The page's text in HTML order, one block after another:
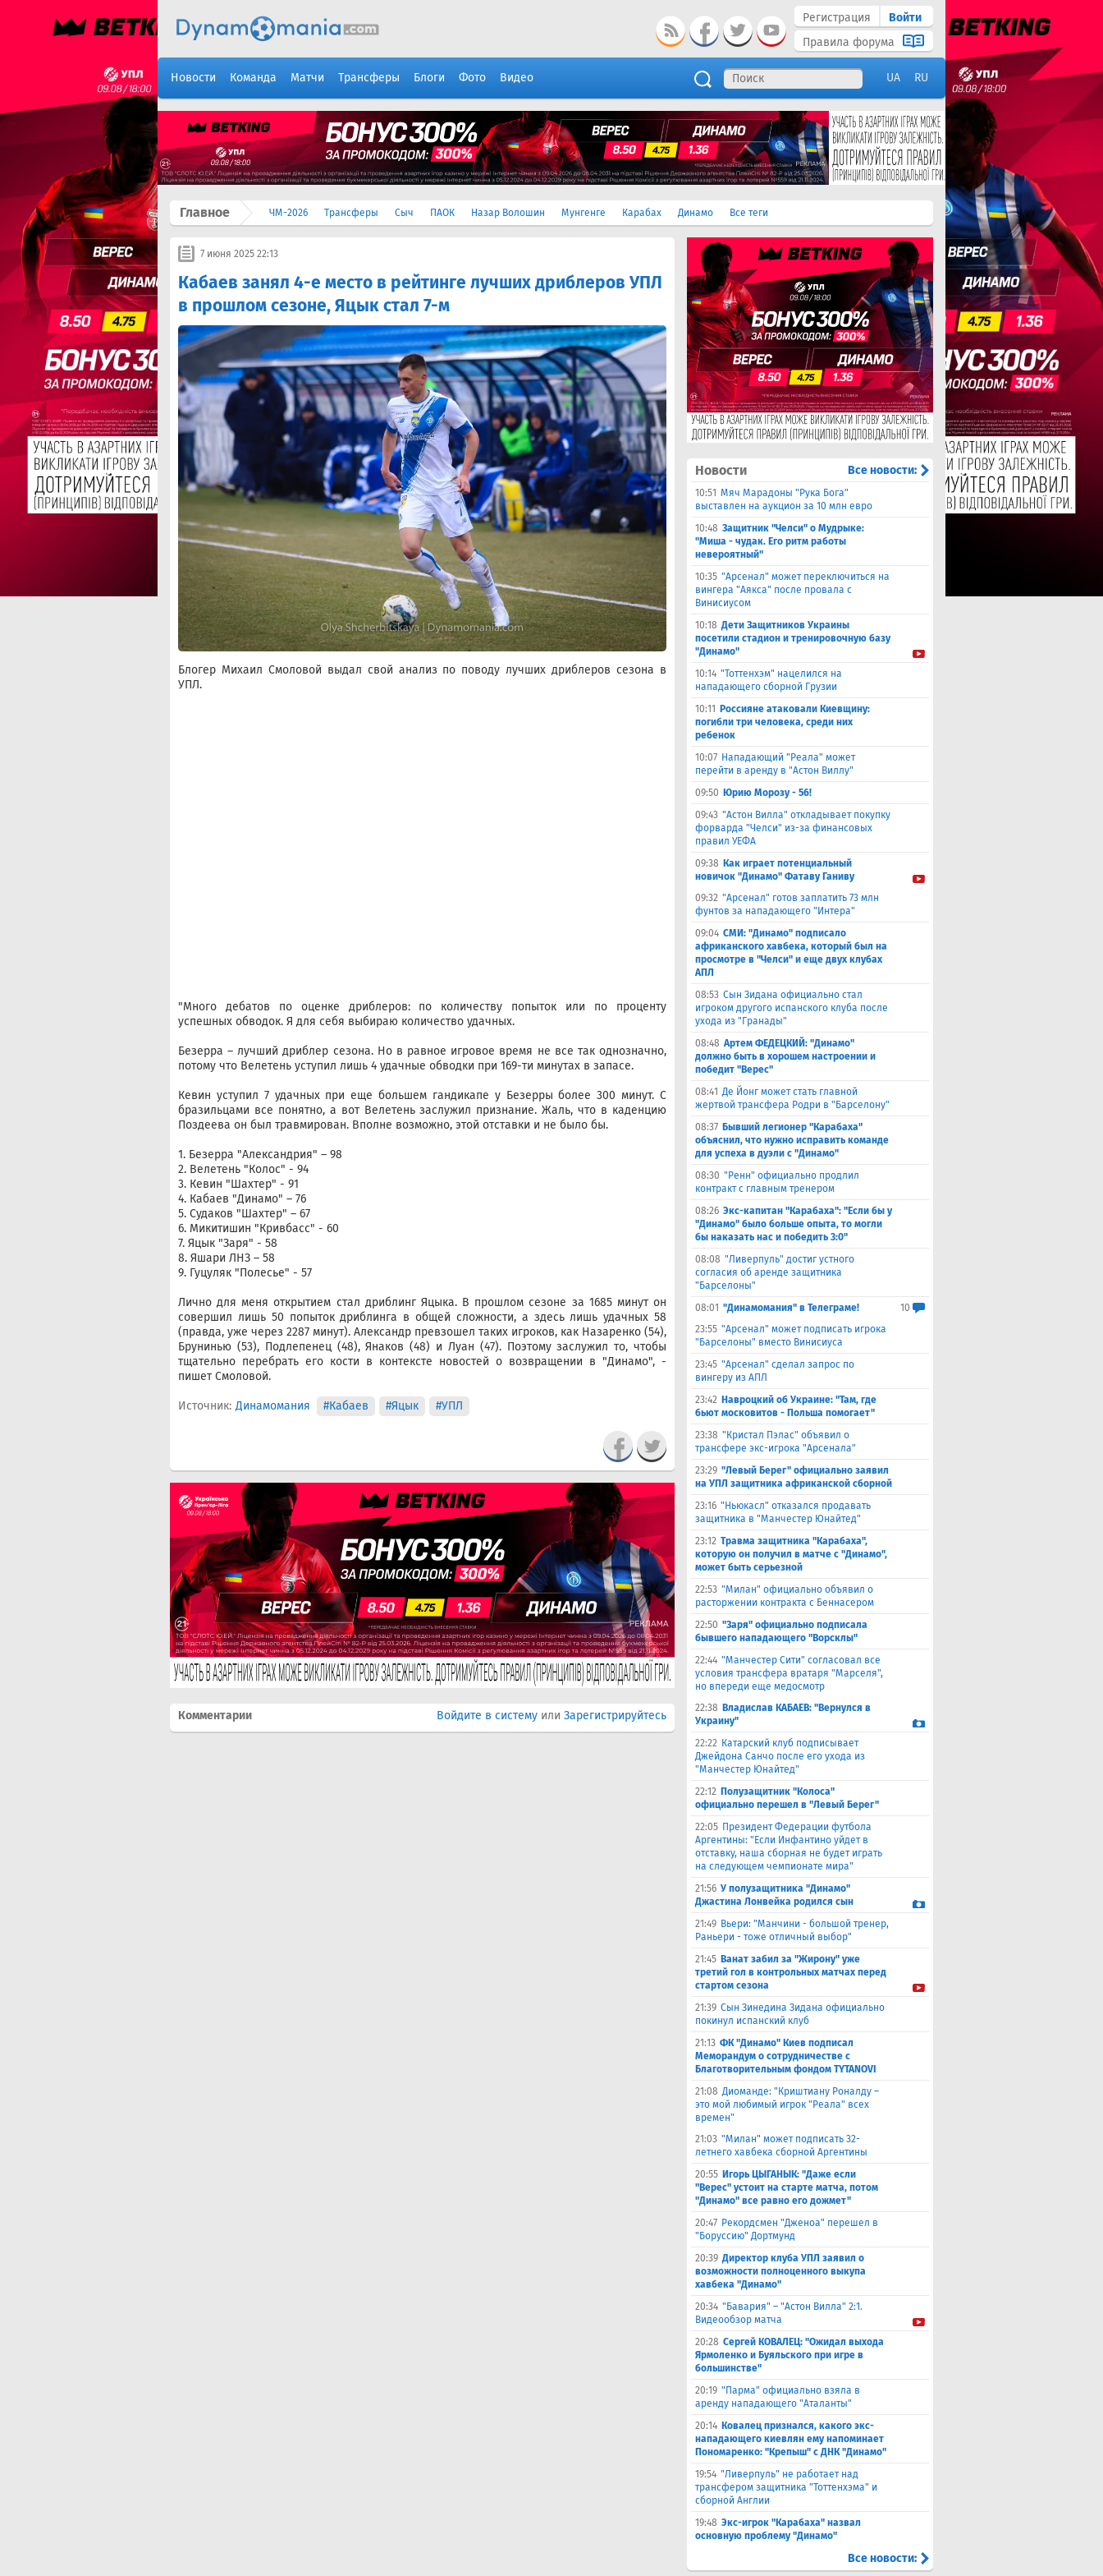
Регистрация
Войти
Правила форума
Новости Команда Матчи Трансферы Блоги Фото Видео UA RU
Главное ЧМ-2026 Трансферы Сыч ПАОК Назар Волошин Мунгенге Карабах Динамо Все теги
7 июня 2025 22:13
Кабаев занял 4-е место в рейтинге лучших дриблеров УПЛ
в прошлом сезоне, Яцык стал 7-м
Блогер Михаил Смоловой выдал свой анализ по поводу лучших дриблеров сезона в
УПЛ.
"Много дебатов по оценке дриблеров: по количеству попыток или по проценту
успешных обводок. Я для себя выбираю количество удачных.
Безерра – лучший дриблер сезона. Но в равное игровое время не все так однозначно,
потому что Велетень уступил лишь 4 удачные обводки при 169-ти минутах в запасе.
Кевин уступил 7 удачных при еще большем гандикапе у Безерры более 300 минут. С
бразильцами все понятно, а вот Велетень заслужил признание. Жаль, что в каденцию
Поздеева он был травмирован. Вполне возможно, этой отставки и не было бы.
1. Безерра "Александрия" – 98
2. Велетень "Колос" - 94
3. Кевин "Шахтер" - 91
4. Кабаев "Динамо" – 76
5. Судаков "Шахтер" – 67
6. Микитишин "Кривбасс" - 60
7. Яцык "Заря" - 58
8. Яшари ЛНЗ – 58
9. Гуцуляк "Полесье" - 57
Лично для меня открытием стал дриблинг Яцыка. В прошлом сезоне за 1685 минут он
совершил лишь 50 попыток дриблинга в общей сложности, а здесь лишь удачных 58
(правда, уже через 2287 минут). Александр превзошел таких игроков, как Назаренко (54),
Брунинью (53), Подлепенец (48), Янаков (48) и Луан (47). Поэтому заслужил то, чтобы
тщательно перебрать его кости в контексте новостей о возвращении в "Динамо", -
пишет Смоловой.
Источник: Динамомания #Кабаев #Яцык #УПЛ
Комментарии Войдите в систему или Зарегистрируйтесь
Новости Все новости:
10:51 Мяч Марадоны "Рука Бога"
выставлен на аукцион за 10 млн евро
10:48 Защитник "Челси" о Мудрыке:
"Миша - чудак. Его ритм работы
невероятный"
10:35 "Арсенал" может переключиться на
вингера "Аякса" после провала с
Винисиусом
10:18 Дети Защитников Украины
посетили стадион и тренировочную базу
"Динамо"
10:14 "Тоттенхэм" нацелился на
нападающего сборной Грузии
10:11
Россияне атаковали Киевщину:
погибли три человека, среди них
ребенок
10:07 Нападающий "Реала" может
перейти в аренду в "Астон Виллу"
09:50 Юрию Морозу - 56!
09:43 "Астон Вилла" откладывает покупку
форварда "Челси" из-за финансовых
правил УЕФА
09:38 Как играет потенциальный
новичок "Динамо" Фатаву Ганиву
09:32 "Арсенал" готов заплатить 73 млн
фунтов за нападающего "Интера"
09:04 СМИ: "Динамо" подписало
африканского хавбека, который был на
просмотре в "Челси" и еще двух клубах
АПЛ
08:53 Сын Зидана официально стал
игроком другого испанского клуба после
ухода из "Гранады"
08:48 Артем ФЕДЕЦКИЙ: "Динамо"
должно быть в хорошем настроении и
победит "Верес"
08:41 Де Йонг может стать главной
жертвой трансфера Родри в "Барселону"
08:37 Бывший легионер "Карабаха"
объяснил, что нужно исправить команде
для успеха в дуэли с "Динамо"
08:30 "Ренн" официально продлил
контракт с главным тренером
08:26 Экс-капитан "Карабаха": "Если бы у
"Динамо" было больше опыта, то могли
бы наказать нас и победить 3:0"
08:08 "Ливерпуль" достиг устного
согласия об аренде защитника
"Барселоны"
08:01 "Динамомания" в Телеграме!
10
23:55 "Арсенал" может подписать игрока
"Барселоны" вместо Винисиуса
23:45 "Арсенал" сделал запрос по
вингеру из АПЛ
23:42 Навроцкий об Украине: "Там, где
бьют московитов - Польша помогает"
23:38 "Кристал Пэлас" объявил о
трансфере экс-игрока "Арсенала"
23:29 "Левый Берег" официально заявил
на УПЛ защитника африканской сборной
23:16 "Ньюкасл" отказался продавать
защитника в "Манчестер Юнайтед"
23:12 Травма защитника "Карабаха",
которую он получил в матче с "Динамо",
может быть серьезной
22:53 "Милан" официально объявил о
расторжении контракта с Беннасером
22:50 "Заря" официально подписала
бывшего нападающего "Ворсклы"
22:44 "Манчестер Сити" согласовал все
условия трансфера вратаря "Марселя",
но впереди еще медосмотр
22:38 Владислав КАБАЕВ: "Вернулся в
Украину"
22:22 Катарский клуб подписывает
Джейдона Санчо после его ухода из
"Манчестер Юнайтед"
22:12 Полузащитник "Колоса"
официально перешел в "Левый Берег"
22:05 Президент Федерации футбола
Аргентины: "Если Инфантино уйдет в
отставку, наша сборная не будет играть
на следующем чемпионате мира"
21:56 У полузащитника "Динамо"
Джастина Лонвейка родился сын
21:49 Вьери: "Манчини - большой тренер,
Раньери - тоже отличный выбор"
21:45 Ванат забил за "Жирону" уже
третий гол в контрольных матчах перед
стартом сезона
21:39 Сын Зинедина Зидана официально
покинул испанский клуб
21:13 ФК "Динамо" Киев подписал
Меморандум о сотрудничестве с
Благотворительным фондом TYTANOVI
21:08 Диоманде: "Криштиану Роналду –
это мой любимый игрок "Реала" всех
времен"
21:03 "Милан" может подписать 32-
летнего хавбека сборной Аргентины
20:55 Игорь ЦЫГАНЫК: "Даже если
"Верес" устоит на старте матча, потом
"Динамо" все равно его дожмет"
20:47 Рекордсмен "Дженоа" перешел в
"Боруссию" Дортмунд
20:39 Директор клуба УПЛ заявил о
возможности полноценного выкупа
хавбека "Динамо"
20:34 "Бавария" – "Астон Вилла" 2:1.
Видеообзор матча
20:28 Сергей КОВАЛЕЦ: "Ожидал выхода
Ярмоленко и Буяльского при игре в
большинстве"
20:19 "Парма" официально взяла в
аренду нападающего "Аталанты"
20:14 Ковалец признался, какого экс-
нападающего киевлян ему напоминает
Пономаренко: "Крепыш" с ДНК "Динамо"
19:54 "Ливерпуль" не работает над
трансфером защитника "Тоттенхэма" и
сборной Англии
19:48 Экс-игрок "Карабаха" назвал
основную проблему "Динамо"
Все новости: